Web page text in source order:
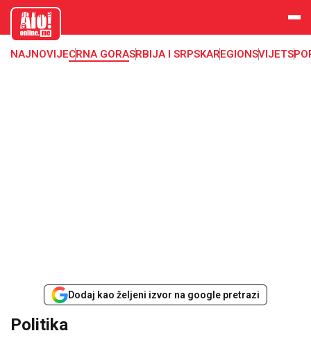
aloonline.
me
NAJNOVIJECRNA GORASRBIJA I SRPSKAREGIONSVIJET
Dodaj kao željeni izvor na google pretrazi
Politika